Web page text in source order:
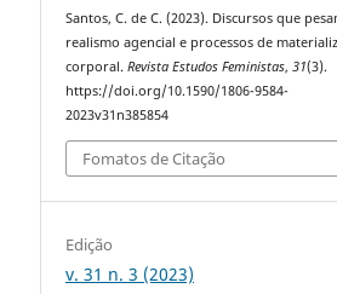
Santos, C. de C. (2023). Discursos que
realismo agencial e processos de
corporal.Revista Estudos Feministas,31(3).
https://doi.org/10.1590/1806-9584-
2023v31n385854
Fomatos de Citação
Edição
v. 31 n. 3 (2023)